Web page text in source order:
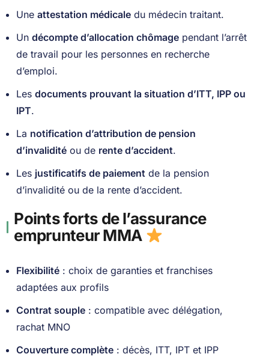
Uneattestation médicale du médecin traitant.
Undécompte d’allocation chômage pendant l’arrêt
de travail pour les personnes en recherche
d’emploi.
Lesdocuments prouvant la situation d’ITT, IPP ou
IPT.
La notification d’attribution de pension
d’invalidité ou de rente d’accident.
Les justificatifs de paiement de la pension
d’invalidité ou de la rente d’accident.
Points forts de l’assurance
emprunteur MMA
Flexibilité : choix de garanties et franchises
adaptées aux profils
Contrat souple : compatible avec délégation,
rachat MNO
Couverture complète : décès, ITT, IPT et IPP